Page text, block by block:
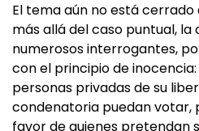
El tema aún no está
más allá del caso puntual, la
numerosos interrogantes,
con el principio de
personas privadas de su
condenatoria puedan votar,
favor de quienes pretendan